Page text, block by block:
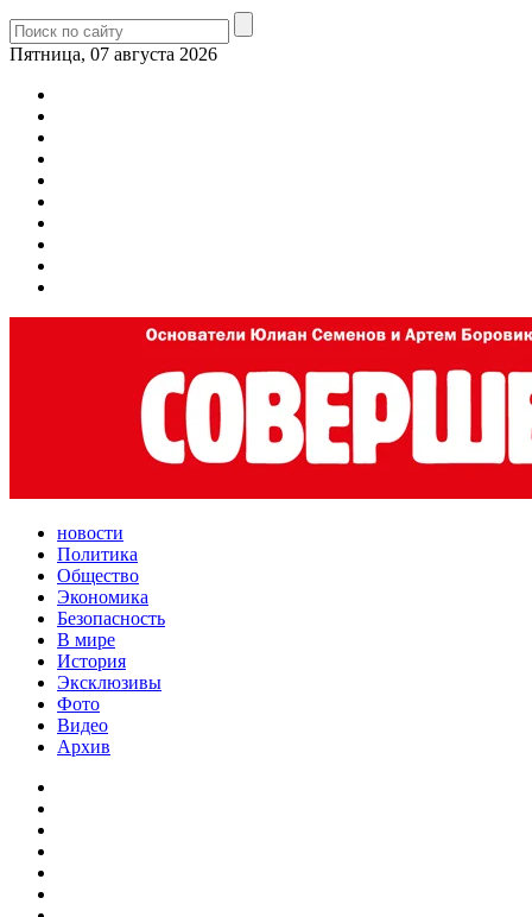
Пятница, 07 августа 2026
новости
Политика
Общество
Экономика
Безопасность
В мире
История
Эксклюзивы
Фото
Видео
Архив